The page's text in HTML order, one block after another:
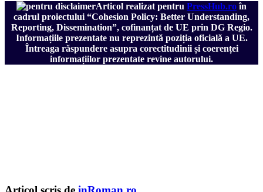
Articol realizat pentru PressHub.roîn
cadrul proiectului “Cohesion Policy: Better Understanding,
Reporting, Dissemination”, cofinanțat de UE prin DG Regio.
Informațiile prezentate nu reprezintă poziția oficială a UE.
Întreaga răspundere asupra corectitudinii și coerenței
informațiilor prezentate revine autorului.